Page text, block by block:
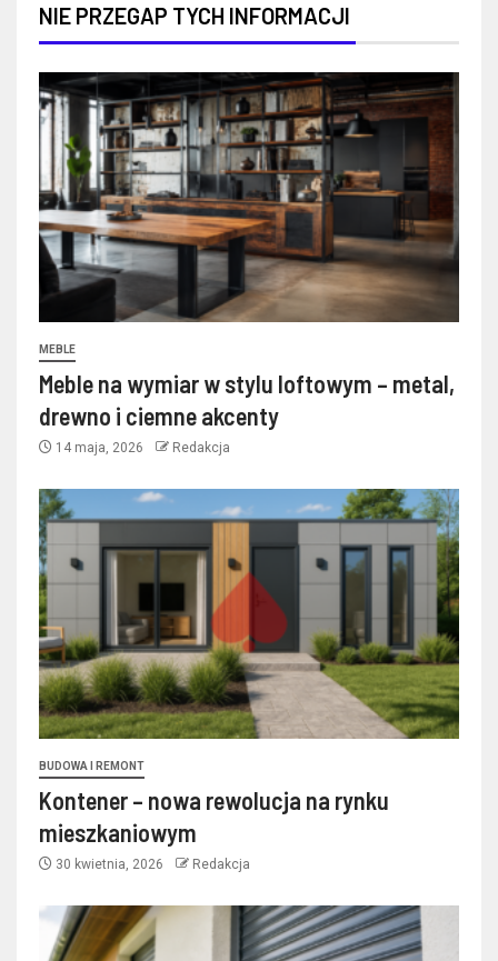
NIE PRZEGAP TYCH INFORMACJI
MEBLE
Meble na wymiar w stylu loftowym – metal,
drewno i ciemne akcenty
14 maja, 2026 Redakcja
BUDOWA I REMONT
Kontener – nowa rewolucja na rynku
mieszkaniowym
30 kwietnia, 2026 Redakcja